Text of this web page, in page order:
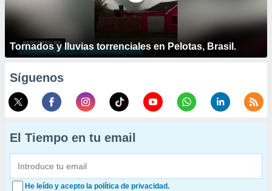
Tornados y lluvias torrenciales en Pelotas, Brasil.
Síguenos
El Tiempo en tu email
He leído y acepto la política de privacidad.